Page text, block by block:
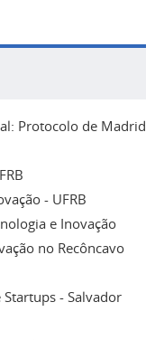
Protocolo de Madrid
- UFRB
e Inovação
no Recôncavo
- Salvador